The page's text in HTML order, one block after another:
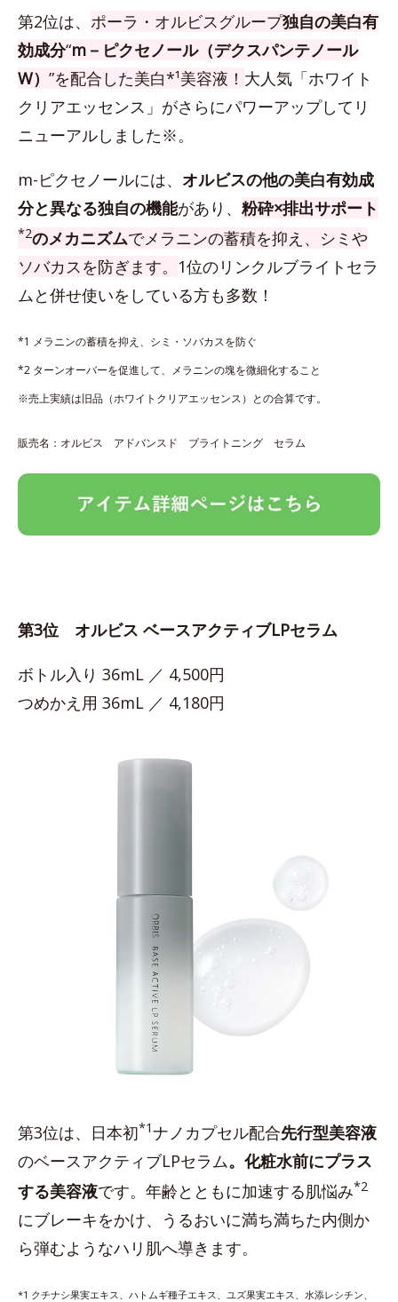
第2位は、 ポーラ・オルビスグループ独自の美白有
効成分“m－ピクセノール（デクスパンテノール
W） ”を配合した美白*¹美容液！ 大人気「ホワイト
クリアエッセンス」がさらにパワーアップしてリ
ニューアルしました※。
m-ピクセノールには、 オルビスの他の美白有効成
分と異なる独自の機能があり、 粉砕×排出サポート
*2のメカニズムでメラニンの蓄積を抑え、シミや
ソバカスを防ぎます。 1位のリンクルブライトセラ
ムと併せ使いをしている方も多数！
*1 メラニンの蓄積を抑え、シミ・ソバカスを防ぐ
*2 ターンオーバーを促進して、メラニンの塊を微細化すること
※売上実績は旧品（ホワイトクリアエッセンス）との合算です。
販売名：オルビス アドバンスド ブライトニング セラム
第3位 オルビス ベースアクティブLPセラム
ボトル入り 36mL ／ 4,500円
つめかえ用 36mL ／ 4,180円
第3位は、日本初*1ナノカプセル配合先行型美容液
のベースアクティブLPセラム。化粧水前にプラス
する美容液です。年齢とともに加速する肌悩み*2
にブレーキをかけ、うるおいに満ち満ちた内側か
ら弾むようなハリ肌へ導きます。
*1 クチナシ果実エキス、ハトムギ種子エキス、ユズ果実エキス、水添レシチン、